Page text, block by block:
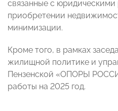
связанные с
приобретении
минимизации.
Кроме того, в рамках
жилищной политике и
Пензенской «ОПОРЫ
работы на 2025 год.